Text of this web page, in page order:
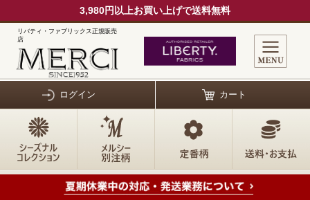
3,980円以上お買い上げで送料無料
リバティ・ファブリックス正規販売
店
ログイン カート